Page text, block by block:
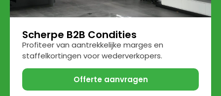
Scherpe B2B Condities
Profiteer van aantrekkelijke marges en
staffelkortingen voor wederverkopers.
Offerte aanvragen